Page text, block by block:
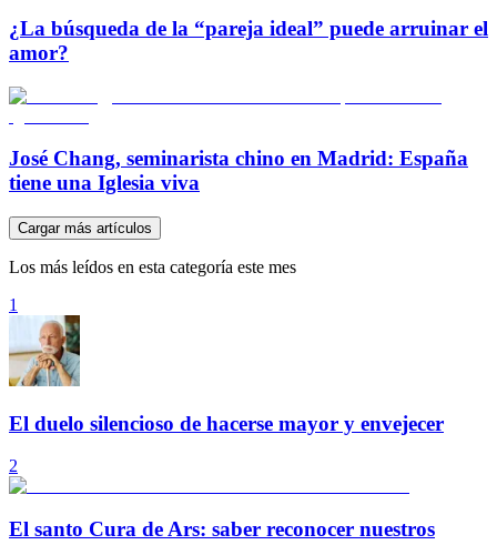
¿La búsqueda de la “pareja ideal” puede arruinar el
amor?
José Chang, seminarista chino en Madrid: España
tiene una Iglesia viva
Cargar más artículos
Los más leídos en esta categoría este mes
1
El duelo silencioso de hacerse mayor y envejecer
2
El santo Cura de Ars: saber reconocer nuestros